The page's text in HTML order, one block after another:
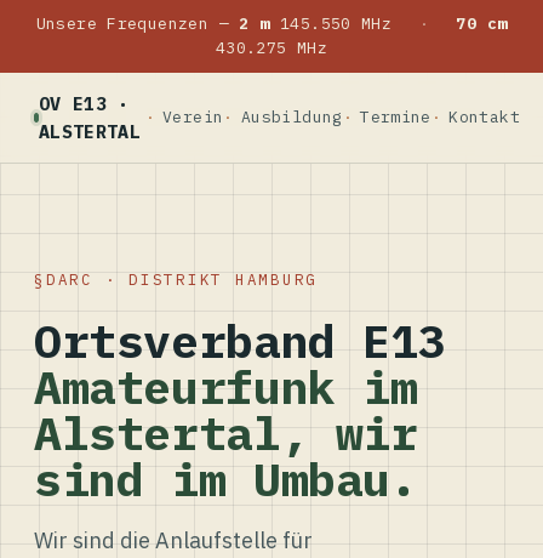
Unsere Frequenzen — 2 m145.550 MHz ·
70 cm
430.275 MHz
OV E13 ·
ALSTERTAL
Verein Ausbildung Termine Kontakt
DARC · DISTRIKT HAMBURG
Ortsverband E13
Amateurfunk im
Alstertal, wir
sind im Umbau.
Wir sind die Anlaufstelle für